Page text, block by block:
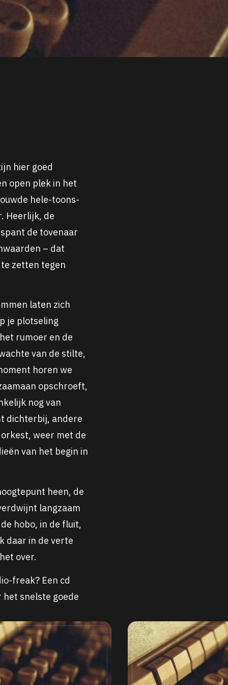
hier goed
open plek in het
hele-toons-
Heerlijk, de
de tovenaar
– dat
zetten tegen
laten zich
je plotseling
rumoer en de
van de stilte,
horen we
opschroeft,
nog van
dichterbij, andere
weer met de
van het begin in
heen, de
langzaam
hobo, in de fluit,
daar in de verte
over.
freak? Een cd
snelste goede